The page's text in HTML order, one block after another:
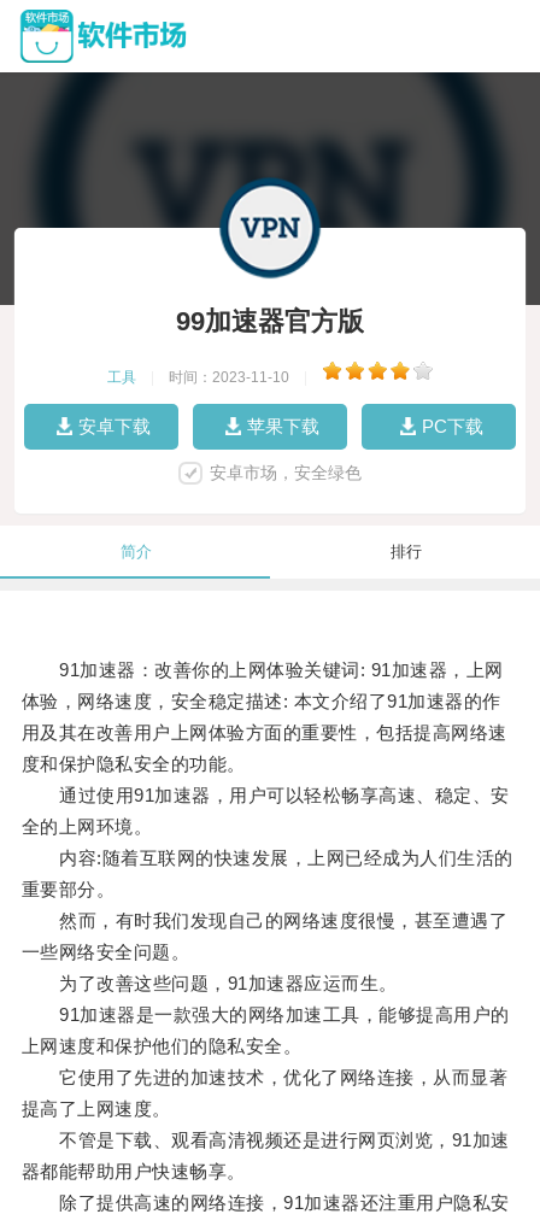
99加速器官方版
工具 时间：2023-11-10
安卓下载 苹果下载 PC下载
安卓市场，安全绿色
简介 排行
91加速器：改善你的上网体验关键词: 91加速器，上网
体验，网络速度，安全稳定描述: 本文介绍了91加速器的作
用及其在改善用户上网体验方面的重要性，包括提高网络速
度和保护隐私安全的功能。
通过使用91加速器，用户可以轻松畅享高速、稳定、安
全的上网环境。
内容:随着互联网的快速发展，上网已经成为人们生活的
重要部分。
然而，有时我们发现自己的网络速度很慢，甚至遭遇了
一些网络安全问题。
为了改善这些问题，91加速器应运而生。
91加速器是一款强大的网络加速工具，能够提高用户的
上网速度和保护他们的隐私安全。
它使用了先进的加速技术，优化了网络连接，从而显著
提高了上网速度。
不管是下载、观看高清视频还是进行网页浏览，91加速
器都能帮助用户快速畅享。
除了提供高速的网络连接，91加速器还注重用户隐私安